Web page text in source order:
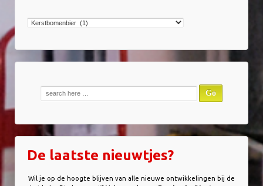
Zoek
naar:
De laatste nieuwtjes?
Wil je op de hoogte blijven van alle nieuwe ontwikkelingen bij de